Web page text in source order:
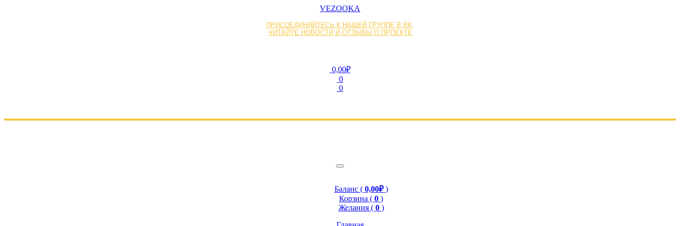
VEZOOKA
ПРИСОЕДИНЯЙТЕСЬ К НАШЕЙ ГРУППЕ В ВК,
ЧИТАЙТЕ НОВОСТИ И ОТЗЫВЫ О ПРОЕКТЕ
0,00₽
0
0
Баланс ( 0,00₽)
Корзина ( 0 )
Желания ( 0 )